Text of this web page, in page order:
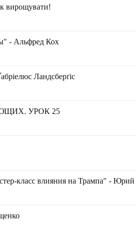
вирощувати!
- Альфред Кох
Ландсберґіс
УРОК 25
класс влияния на Трампа" - Юрий